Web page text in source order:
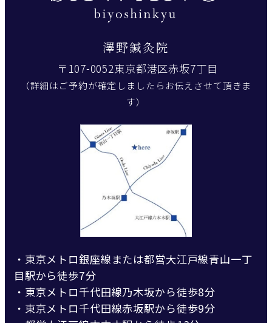
澤野鍼灸院
〒107-0052東京都港区赤坂7丁目
（詳細はご予約が確定しましたらお伝えさせて頂きま
す）
・東京メトロ銀座線または都営大江戸線青山一丁
目駅から徒歩7分
・東京メトロ千代田線乃木坂から徒歩8分
・東京メトロ千代田線赤坂駅から徒歩9分